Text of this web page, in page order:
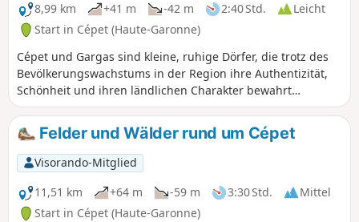
8,99 km
+41 m -42 m 2:40 Std.
Leicht
Start in Cépet (Haute-Garonne)
Cépet und Gargas sind kleine, ruhige Dörfer, die trotz des
Bevölkerungswachstums in der Region ihre Authentizität,
Schönheit und ihren ländlichen Charakter bewahrt
haben.Ein Besuch dieser Dörfer versetzt Sie in eine
friedliche Atmosphäre. Bei einem idyllischen Spaziergang
durch die Felder können Sie die reine Landluft atmen und
die Flora und Fauna der Landschaft genießen, die Sie
sicherlich begeistern wird. ACHTUNG: Lesen Sie die
praktischen Informationen.
Felder und Wälder rund um Cépet
Visorando-Mitglied
11,51 km
+64 m -59 m 3:30 Std.
Mittel
Start in Cépet (Haute-Garonne)